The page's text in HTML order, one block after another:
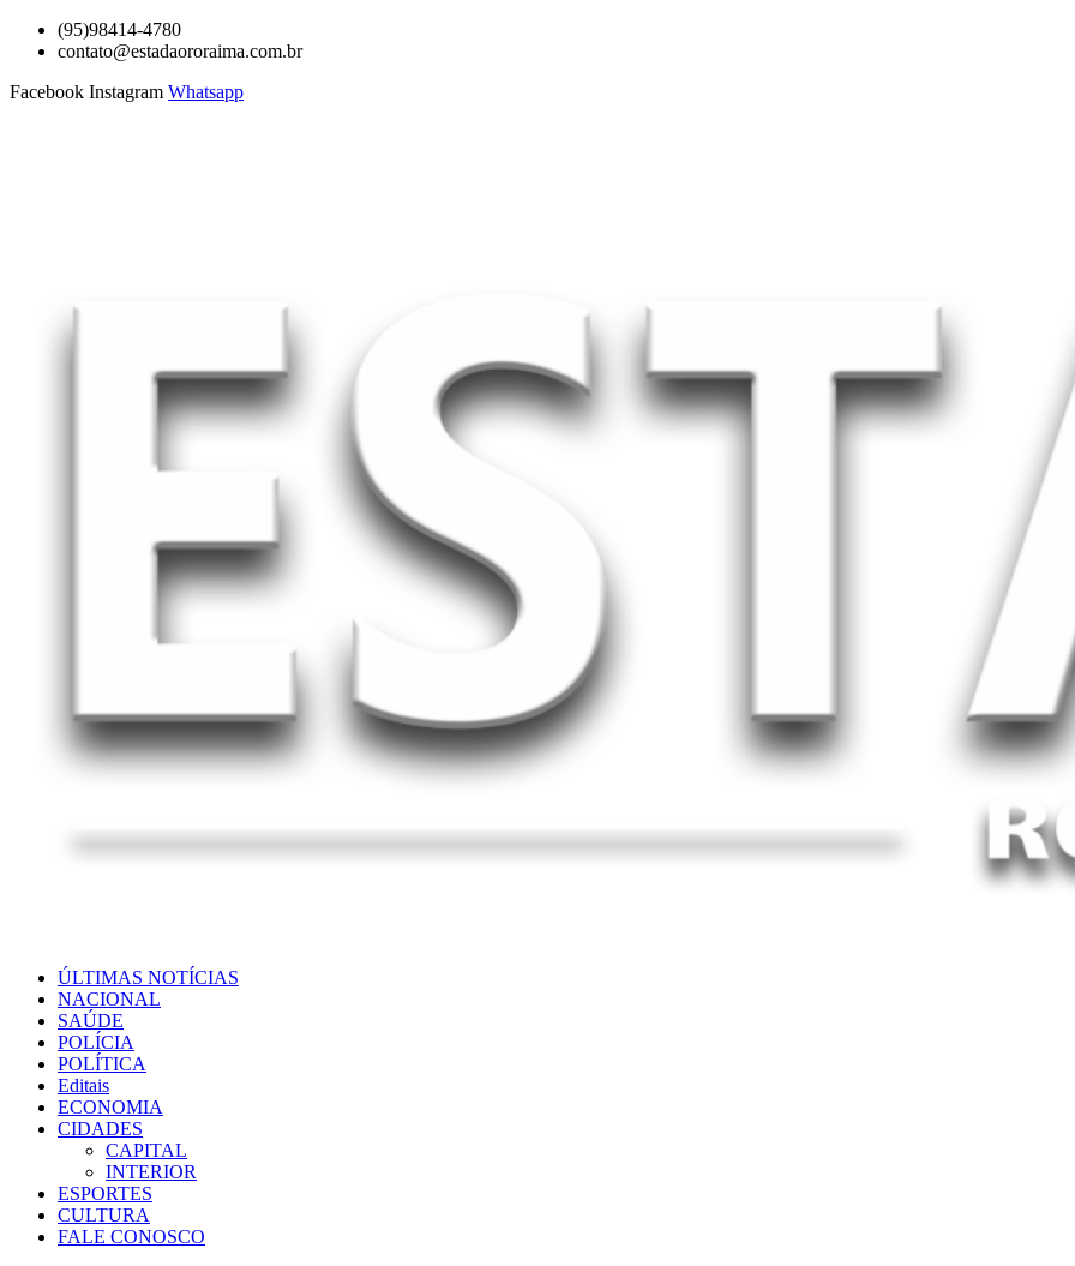
para
conteúdo
(95)98414-4780
contato@estadaororaima.com.br
Facebook Instagram Whatsapp
ÚLTIMAS NOTÍCIAS
NACIONAL
SAÚDE
POLÍCIA
POLÍTICA
Editais
ECONOMIA
CIDADES
CAPITAL
INTERIOR
ESPORTES
CULTURA
FALE CONOSCO